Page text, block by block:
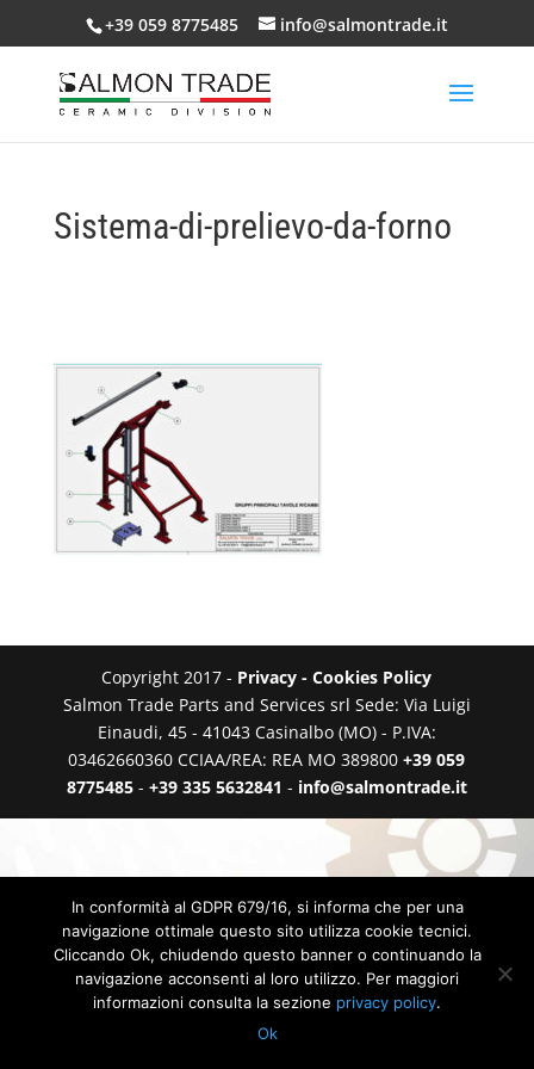
+39 059 8775485 info@salmontrade.it
Sistema-di-prelievo-da-forno
Copyright 2017 - Privacy - Cookies Policy
Salmon Trade Parts and Services srl Sede: Via Luigi
Einaudi, 45 - 41043 Casinalbo (MO) - P.IVA:
03462660360 CCIAA/REA: REA MO 389800+39 059
8775485 - +39 335 5632841 - info@salmontrade.it
In conformità al GDPR 679/16, si informa che per una
navigazione ottimale questo sito utilizza cookie tecnici.
Cliccando Ok, chiudendo questo banner o continuando la
navigazione acconsenti al loro utilizzo. Per maggiori
informazioni consulta la sezione privacy policy.
Ok